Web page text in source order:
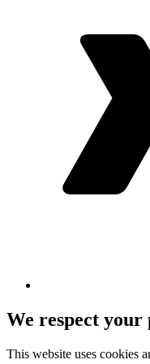
We respect
This website uses cookies